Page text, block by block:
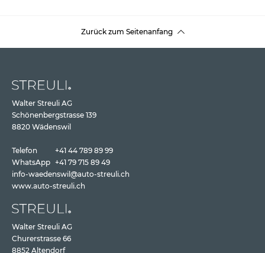
Zurück zum Seitenanfang
Walter Streuli AG
Schönenbergstrasse 139
8820 Wädenswil
Telefon
+41 44 789 89 99
WhatsApp +41 79 715 89 49
info-waedenswil@auto-streuli.ch
www.auto-streuli.ch
Walter Streuli AG
Churerstrasse 66
8852 Altendorf